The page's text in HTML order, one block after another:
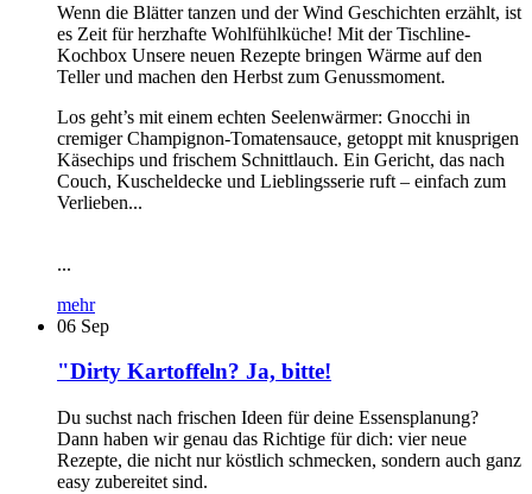
Wenn die Blätter tanzen und der Wind Geschichten erzählt, ist
es Zeit für herzhafte Wohlfühlküche! Mit der Tischline-
Kochbox Unsere neuen Rezepte bringen Wärme auf den
Teller und machen den Herbst zum Genussmoment.
Los geht’s mit einem echten Seelenwärmer: Gnocchi in
cremiger Champignon-Tomatensauce, getoppt mit knusprigen
Käsechips und frischem Schnittlauch. Ein Gericht, das nach
Couch, Kuscheldecke und Lieblingsserie ruft – einfach zum
Verlieben...
...
mehr
06 Sep
"Dirty Kartoffeln? Ja, bitte!
Du suchst nach frischen Ideen für deine Essensplanung?
Dann haben wir genau das Richtige für dich: vier neue
Rezepte, die nicht nur köstlich schmecken, sondern auch ganz
easy zubereitet sind.